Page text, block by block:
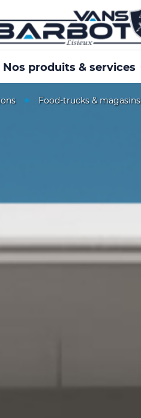
Nos produits & services
Food-trucks & magasins